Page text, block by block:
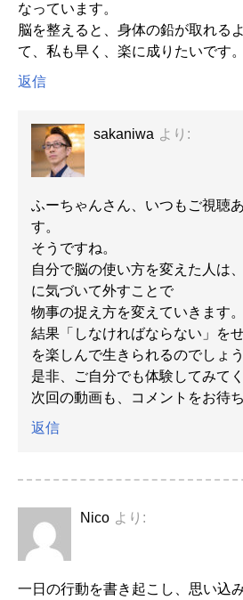
なっています。
脳を整えると、身体の鉛が取れる
て、私も早く、楽に成りたいです。
返信
sakaniwa より:
ふーちゃんさん、いつもご視聴
す。
そうですね。
自分で脳の使い方を変えた人は
に気づいて外すことで
物事の捉え方を変えていきます。
結果「しなければならない」を
を楽しんで生きられるのでしょう
是非、ご自分でも体験してみてく
次回の動画も、コメントをお待
返信
Nico より:
一日の行動を書き起こし、思い込